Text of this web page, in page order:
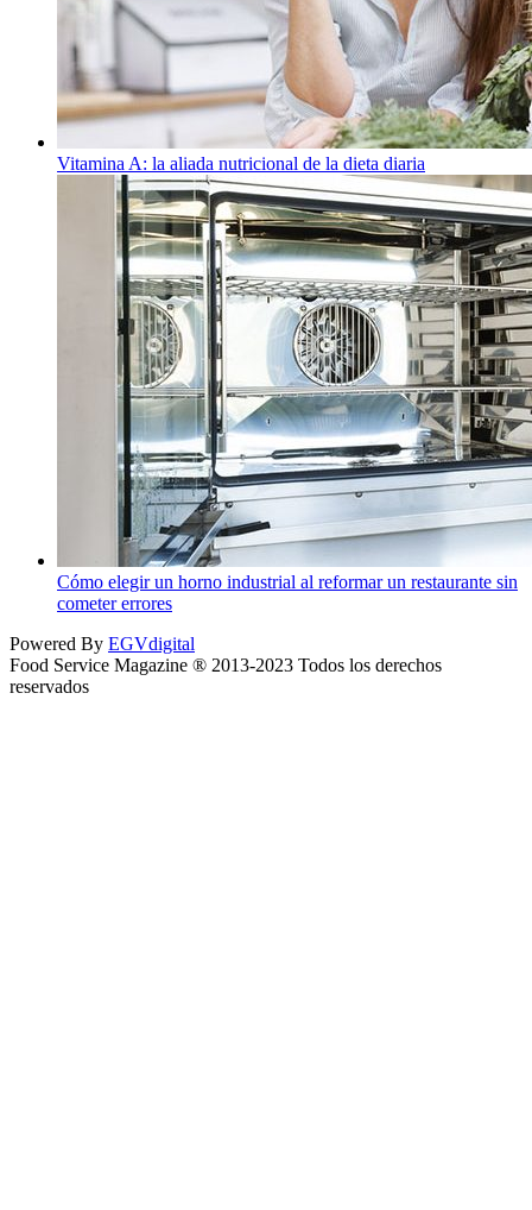
Vitamina A: la aliada nutricional de la dieta diaria
Cómo elegir un horno industrial al reformar un restaurante sin
cometer errores
Powered By EGVdigital
Food Service Magazine ® 2013-2023 Todos los derechos
reservados